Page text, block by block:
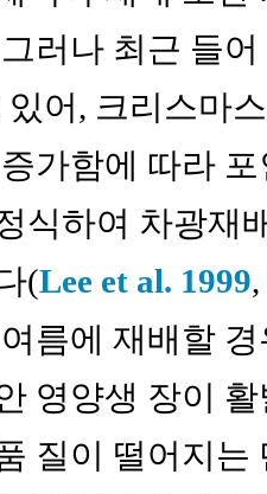
러나 최근 들
어, 크리스마
가함에 따라
식하여 차광재
(Lee et al. 1999,
름에 재배할
영양생 장이
질이 떨어지